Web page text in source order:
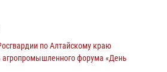
по Алтайскому краю
агропромышленного форума «День